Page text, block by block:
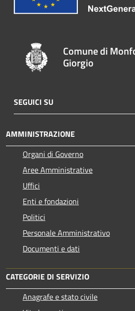
Comune di
Giorgio
SEGUICI SU
AMMINISTRAZIONE
Organi di Governo
Aree Amministrative
Uffici
Enti e fondazioni
Politici
Personale Amministrativo
Documenti e dati
CATEGORIE DI SERVIZIO
Anagrafe e stato civile